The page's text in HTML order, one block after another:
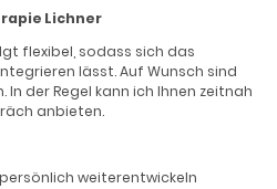
Lichner
flexibel, sodass sich das
lässt. Auf Wunsch sind
der Regel kann ich Ihnen zeitnah
anbieten.
weiterentwickeln